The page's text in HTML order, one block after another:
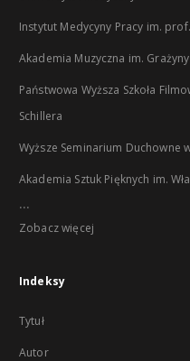
Instytut Medycyny Pracy im.
Akademia Muzyczna im.
Państwowa Wyższa Szkoła
Schillera
Wyższe Seminarium Duchowne
Akademia Sztuk Pięknych im.
...
Zobacz więcej
Indeksy
Tytuł
Autor